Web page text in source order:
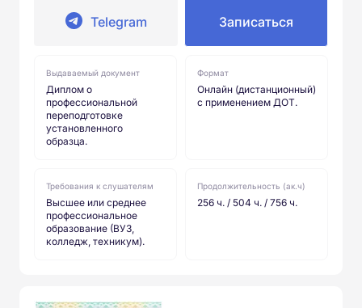
Telegram Записаться
Выдаваемый документ
Диплом о
профессиональной
переподготовке
установленного
образца.
Формат
Онлайн (дистанционный)
с применением ДОТ.
Требования к слушателям
Высшее или среднее
профессиональное
образование (ВУЗ,
колледж, техникум).
Продолжительность (ак.ч)
256 ч. / 504 ч. / 756 ч.